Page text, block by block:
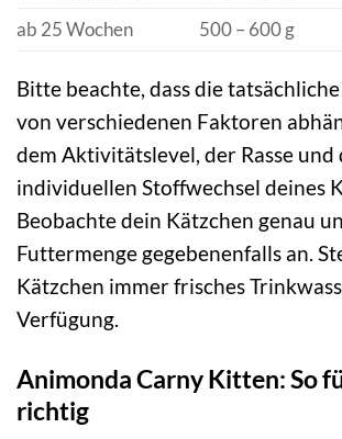
ab 25 Wochen
500 – 600 g
Bitte beachte, dass die
von verschiedenen Faktoren
dem Aktivitätslevel, der Rasse und
individuellen Stoffwechsel deines
Beobachte dein Kätzchen genau
Futtermenge gegebenenfalls an.
Kätzchen immer frisches
Verfügung.
Animonda Carny Kitten: So
richtig